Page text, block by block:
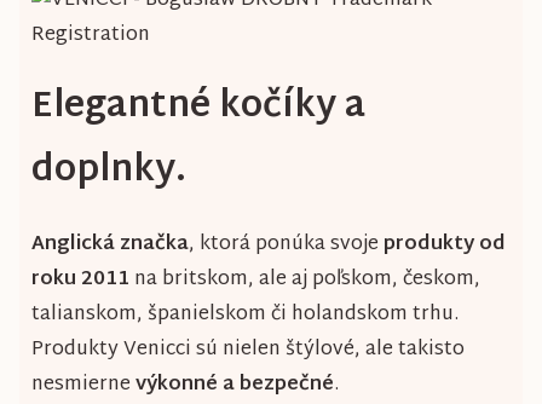
Elegantné kočíky a
doplnky.
Anglická značka, ktorá ponúka svoje produkty od
roku 2011 na britskom, ale aj poľskom, českom,
talianskom, španielskom či holandskom trhu.
Produkty Venicci sú nielen štýlové, ale takisto
nesmiernevýkonné a bezpečné.